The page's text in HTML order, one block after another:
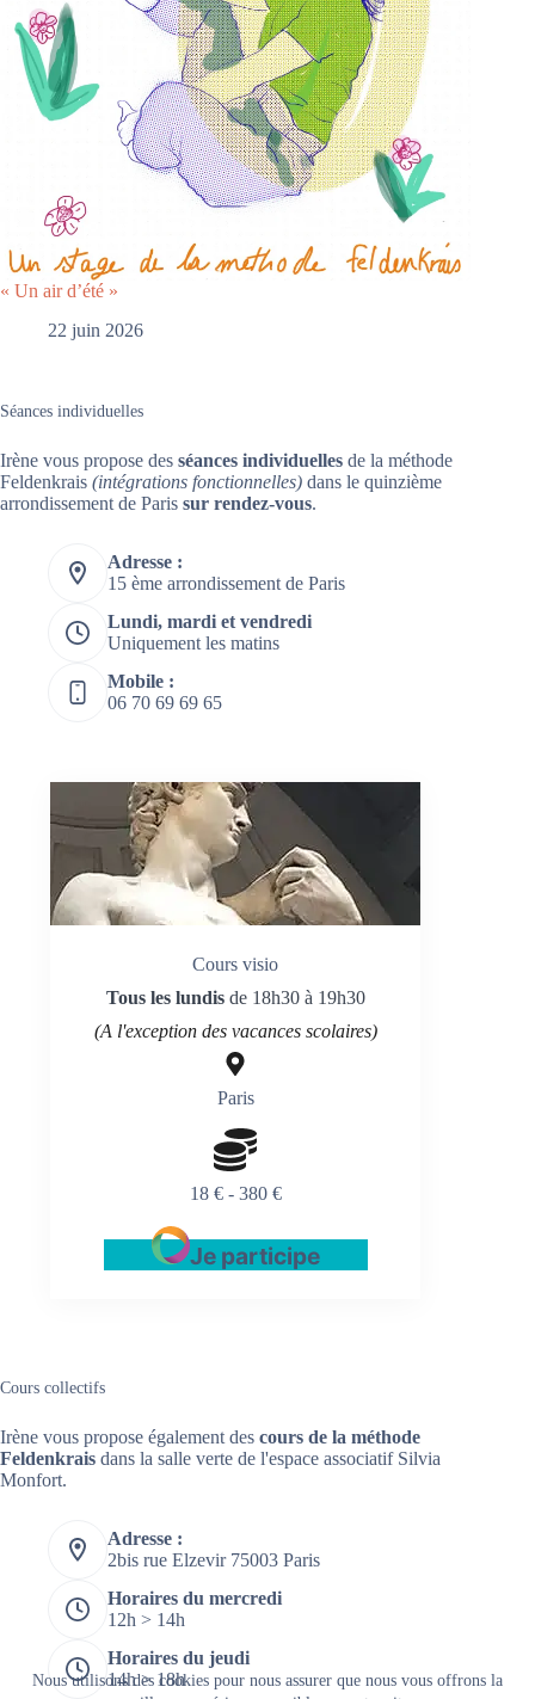
Nous utilisons des cookies pour nous assurer que nous vous offrons la
« Un air d’été »
22 juin 2026
Séances individuelles
Irène vous propose des séances individuelles de la méthode
Feldenkrais (intégrations fonctionnelles) dans le quinzième
arrondissement de Paris sur rendez-vous.
Adresse :
15 ème arrondissement de Paris
Lundi, mardi et vendredi
Uniquement les matins
Mobile :
06 70 69 69 65
Cours visio
Tous les lundisde 18h30 à 19h30
(A l'exception des vacances scolaires)
Paris
18 € - 380 €
Je participe
Cours collectifs
Irène vous propose également des cours de la méthode
Feldenkrais dans la salle verte de l'espace associatif Silvia
Monfort.
Adresse :
2bis rue Elzevir 75003 Paris
Horaires du mercredi
12h > 14h
Horaires du jeudi
14h > 18h